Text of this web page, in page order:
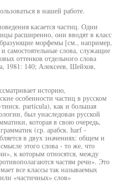
в нашей работе.
касается частиц. Одни
расширенно, они вводят в класс
морфемы [см., например,
самостоятельные слова, служащие
оттенков отдельного слова
1981: 140; Алексеев, Шейхов,
историю,
особенности частиц в русском
partícula), как и большая
был унаследован русской
которая в свою очередь,
(ср. арабск. harf -
в двух значениях: общем и
этого слова - то же, что
к которым относятся, между
частям речи». Это
все классы так называемых
«частичных» слов»